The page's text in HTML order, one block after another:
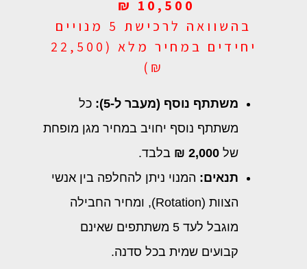
10,500 ₪
בהשוואה לרכישת 5 מנויים
יחידים במחיר מלא (22,500
₪)
משתתף נוסף (מעבר ל-5):
כל
משתתף נוסף יחויב במחיר מגן מופחת
של 2,000 ₪
בלבד.
תנאים: המנוי ניתן להחלפה בין אנשי
הצוות (Rotation), ומחיר החבילה
מוגבל לעד 5 משתתפים שאינם
קבועים שמית בכל סדנה.